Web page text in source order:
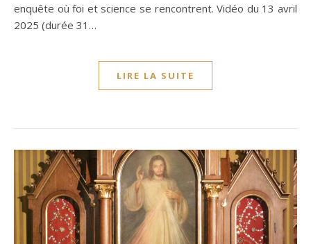
enquête où foi et science se rencontrent. Vidéo du 13 avril
2025 (durée 31…
LIRE LA SUITE